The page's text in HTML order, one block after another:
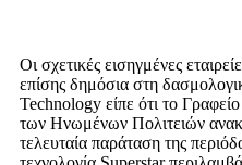
Οι σχετικές εισηγμένες
επίσης δημόσια στη
Technology είπε ότι το
των Ηνωμένων Πολιτειών
τελευταία παράταση της